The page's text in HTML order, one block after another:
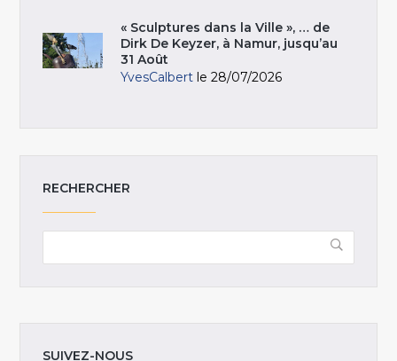
« Sculptures dans la Ville », … de
Dirk De Keyzer, à Namur, jusqu’au
31 Août
YvesCalbert le 28/07/2026
RECHERCHER
SUIVEZ-NOUS